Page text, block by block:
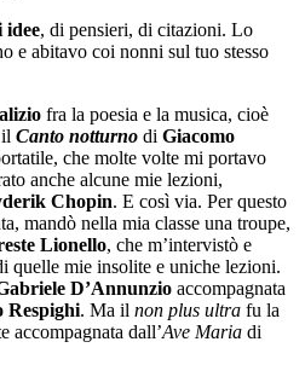
idee, di pensieri, di citazioni. Lo
e abitavo coi nonni sul tuo stesso
fra la poesia e la musica, cioè
Canto notturno di Giacomo
che molte volte mi portavo
anche alcune mie lezioni,
Chopin. E così via. Per questo
mandò nella mia classe una troupe,
Lionello, che m’intervistò e
quelle mie insolite e uniche lezioni.
D’Annunzio accompagnata
Respighi. Ma il non plus ultra fu la
accompagnata dall’Ave Maria di